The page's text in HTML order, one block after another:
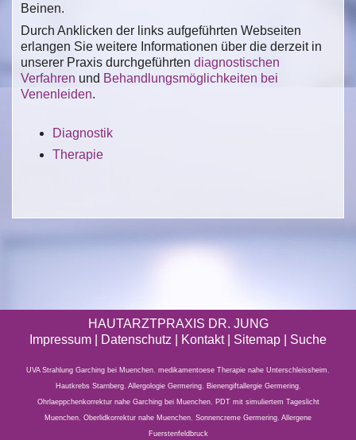
Beinen.
Durch Anklicken der links aufgeführten Webseiten
erlangen Sie weitere Informationen über die derzeit in
unserer Praxis durchgeführten diagnostischen
Verfahren und Behandlungsmöglichkeiten bei
Venenleiden.
Diagnostik
Therapie
HAUTARZTPRAXIS DR. JUNG
Impressum
Datenschutz | Kontakt | Sitemap Suche
UVA Strahlung Garching bei Muenchen, medikamentoese Therapie nahe Unterschleissheim ,
Hautkrebs Starnberg, Allergologie Germering, Bienengiftallergie Germering,
Ohrlaeppchenkorrektur nahe Garching bei Muenchen, PDT mit simuliertem Tageslicht
Muenchen, Oberlidkorrektur nahe Muenchen, Sonnencreme Germering, Allergene
Fuerstenfeldbruck